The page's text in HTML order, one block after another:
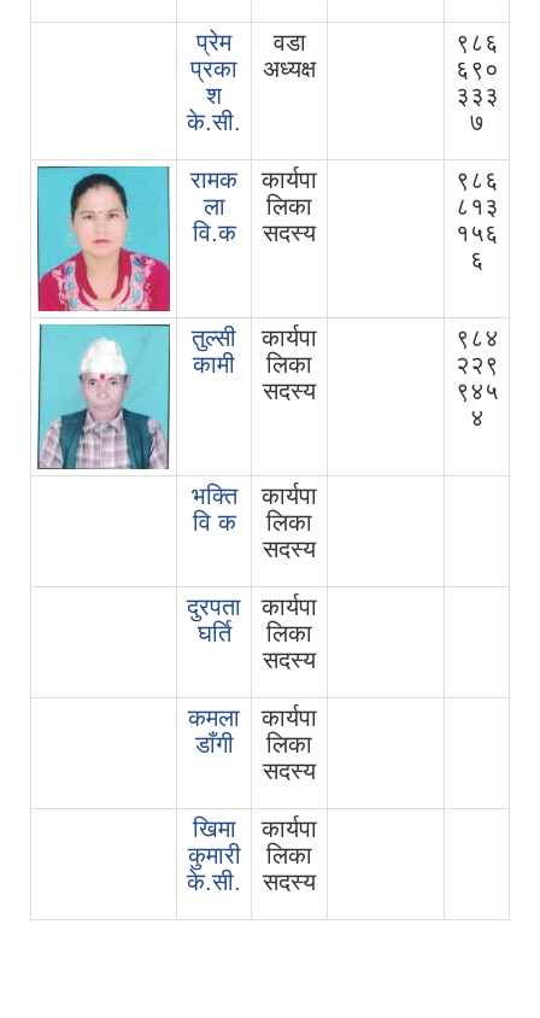
प्रेम
प्रका
श
के.सी.
वडा
अध्यक्ष
९८६
६९०
३३३
७
रामक
ला
वि.क
कार्यपा
लिका
सदस्य
९८६
८१३
१५६
६
तुल्सी
कामी
कार्यपा
लिका
सदस्य
९८४
२२९
९४५
४
भक्ति
वि क
कार्यपा
लिका
सदस्य
दुरपता
घर्ति
कार्यपा
लिका
सदस्य
कमला
डाँगी
कार्यपा
लिका
सदस्य
खिमा
कुमारी
के.सी.
कार्यपा
लिका
सदस्य